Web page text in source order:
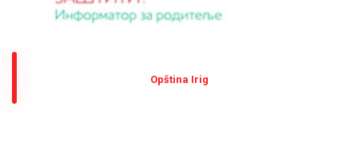
Оpština Irig